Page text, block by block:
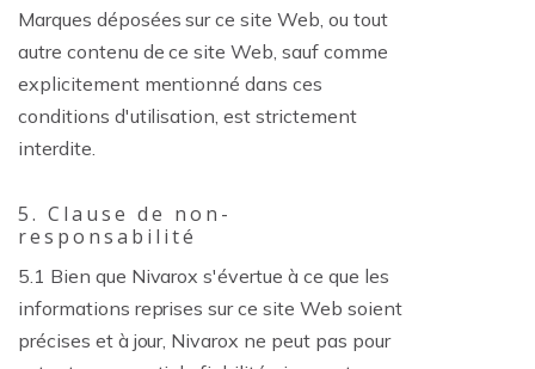
Marques déposées sur ce site Web, ou tout
autre contenu de ce site Web, sauf comme
explicitement mentionné dans ces
conditions d'utilisation, est strictement
interdite.
5. Clause de non-
responsabilité
5.1 Bien que Nivarox s'évertue à ce que les
informations reprises sur ce site Web soient
précises et à jour, Nivarox ne peut pas pour